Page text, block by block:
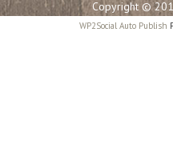
Copyright ©
WP2Social Auto Publish